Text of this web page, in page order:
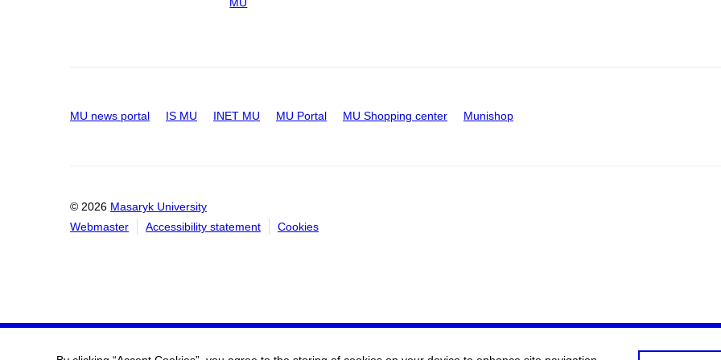
MU news portal IS MU INET MU MU Portal MU Shopping center Munishop
© 2026 Masaryk University
Webmaster
Accessibility statement Cookies